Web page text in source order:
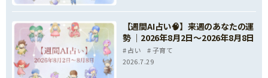
【週間AI占い🧠】来週のあなたの運
勢 ｜2026年8月2日〜2026年8月8日
占い
子育て
2026.7.29